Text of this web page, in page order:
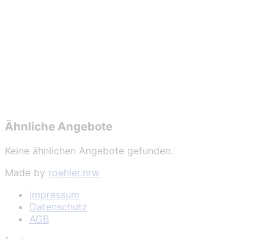
Ähnliche Angebote
Keine ähnlichen Angebote gefunden.
Made by roehler.nrw
Impressum
Datenschutz
AGB